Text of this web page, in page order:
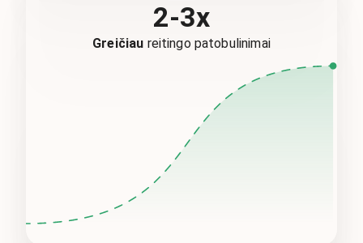
2-3x
Greičiau reitingo patobulinimai